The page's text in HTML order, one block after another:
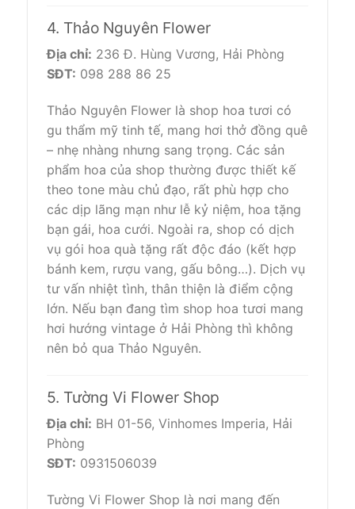
4. Thảo Nguyên Flower
Địa chỉ: 236 Đ. Hùng Vương, Hải Phòng
SĐT: 098 288 86 25
Thảo Nguyên Flower là shop hoa tươi có
gu thẩm mỹ tinh tế, mang hơi thở đồng quê
– nhẹ nhàng nhưng sang trọng. Các sản
phẩm hoa của shop thường được thiết kế
theo tone màu chủ đạo, rất phù hợp cho
các dịp lãng mạn như lễ kỷ niệm, hoa tặng
bạn gái, hoa cưới. Ngoài ra, shop có dịch
vụ gói hoa quà tặng rất độc đáo (kết hợp
bánh kem, rượu vang, gấu bông…). Dịch vụ
tư vấn nhiệt tình, thân thiện là điểm cộng
lớn. Nếu bạn đang tìm shop hoa tươi mang
hơi hướng vintage ở Hải Phòng thì không
nên bỏ qua Thảo Nguyên.
5. Tường Vi Flower Shop
Địa chỉ: BH 01-56, Vinhomes Imperia, Hải
Phòng
SĐT: 0931506039
Tường Vi Flower Shop là nơi mang đến